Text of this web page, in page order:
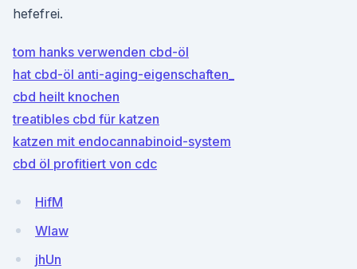
hefefrei.
tom hanks verwenden cbd-öl
hat cbd-öl anti-aging-eigenschaften_
cbd heilt knochen
treatibles cbd für katzen
katzen mit endocannabinoid-system
cbd öl profitiert von cdc
HifM
Wlaw
jhUn